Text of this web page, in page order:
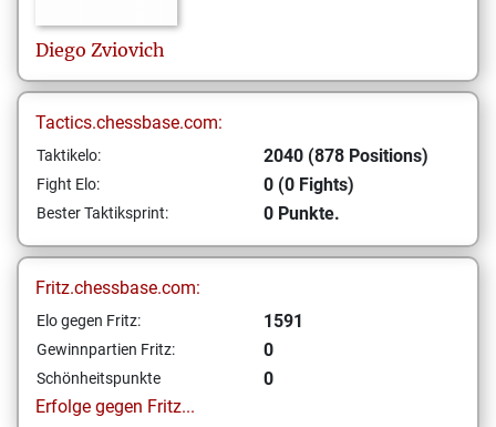
Diego Zviovich
Tactics.chessbase.com:
Taktikelo: 2040 (878 Positions)
Fight Elo: 0 (0 Fights)
Bester Taktiksprint: 0 Punkte.
Fritz.chessbase.com:
Elo gegen Fritz: 1591
Gewinnpartien Fritz: 0
Schönheitspunkte
0
Erfolge gegen Fritz...